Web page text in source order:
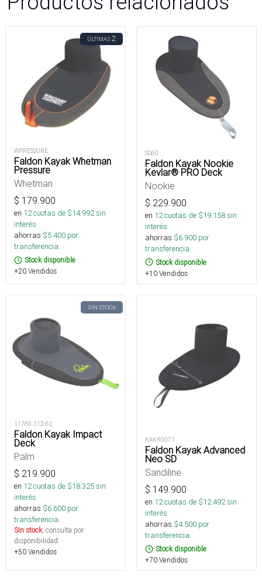
ÚLTIMAS2
WPRESSURE
Faldon Kayak Whetman
Pressure
Whetman
$ 179.900
en 12cuotas de $14.992sin
interés
ahorras $5.400 por
transferencia.
Stock disponible
+20 Vendidos
SD60
Faldon Kayak Nookie
Kevlar® PRO Deck
Nookie
$ 229.900
en 12cuotas de $19.158sin
interés
ahorras $6.900 por
transferencia.
Stock disponible
+10 Vendidos
SIN STOCK
11780-312-62
Faldon Kayak Impact
Deck
Palm
$ 219.900
en 12cuotas de $18.325sin
interés
ahorras $6.600 por
transferencia.
Sin stock, consulta por
disponibilidad.
+50 Vendidos
KAKR0071
Faldon Kayak Advanced
Neo SD
Sandiline
$ 149.900
en 12cuotas de $12.492sin
interés
ahorras $4.500 por
transferencia.
Stock disponible
+70 Vendidos